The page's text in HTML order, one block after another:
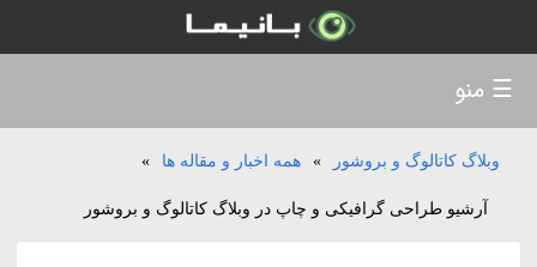
وبلاگ کاتالوگ و بروشور » همه اخبار و مقاله ها »
آرشیو طراحی گرافیکی و چاپ در وبلاگ کاتالوگ و بروشور
☰ منو